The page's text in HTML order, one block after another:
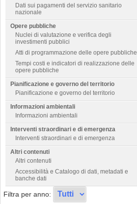
Dati sui pagamenti del servizio sanitario
nazionale
Opere pubbliche
Nuclei di valutazione e verifica degli
investimenti pubblici
Atti di programmazione delle opere pubbliche
Tempi costi e indicatori di realizzazione delle
opere pubbliche
Pianificazione e governo del territorio
Pianificazione e governo del territorio
Informazioni ambientali
Informazioni ambientali
Interventi straordinari e di emergenza
Interventi straordinari e di emergenza
Altri contenuti
Altri contenuti
Accessibilità e Catalogo di dati, metadati e
banche dati
Filtra per anno: